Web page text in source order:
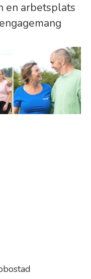
en arbetsplats